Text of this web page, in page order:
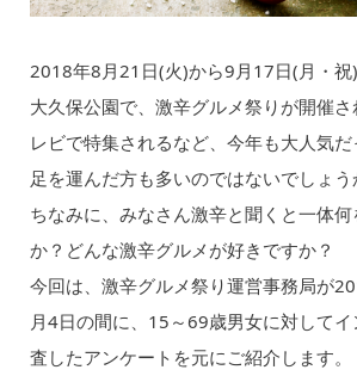
2018年8月21日(火)から9月17日(月・
大久保公園で、激辛グルメ祭りが開催
レビで特集されるなど、今年も大人気
足を運んだ方も多いのではないでしょう
ちなみに、みなさん激辛と聞くと一体
か？どんな激辛グルメが好きですか？
今回は、激辛グルメ祭り運営事務局が
月4日の間に、15～69歳男女に対して
査したアンケートを元にご紹介します。